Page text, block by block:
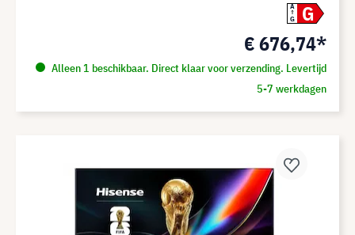
A
G
G
€ 676,74*
Alleen 1 beschikbaar. Direct klaar voor verzending. Levertijd
5-7 werkdagen